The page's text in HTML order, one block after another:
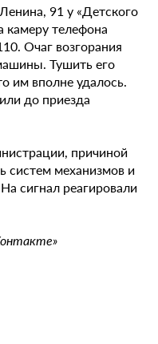
91 у «Детского
телефона
Очаг возгорания
Тушить его
им вполне удалось.
до приезда
причиной
систем механизмов и
сигнал реагировали